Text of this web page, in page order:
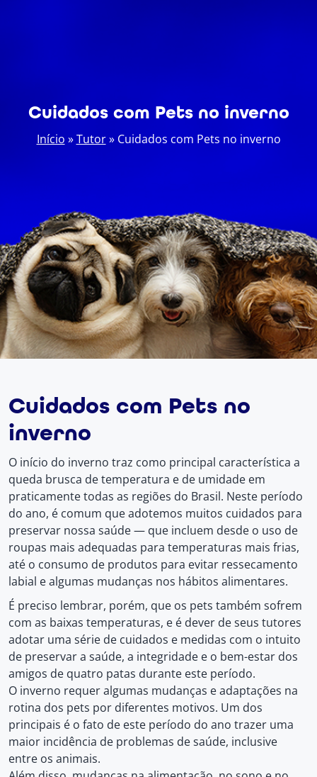
Cuidados com Pets no inverno
Início »Tutor» Cuidados com Pets no inverno
Cuidados com Pets no
inverno
O início do inverno traz como principal característica a
queda brusca de temperatura e de umidade em
praticamente todas as regiões do Brasil. Neste período
do ano, é comum que adotemos muitos cuidados para
preservar nossa saúde — que incluem desde o uso de
roupas mais adequadas para temperaturas mais frias,
até o consumo de produtos para evitar ressecamento
labial e algumas mudanças nos hábitos alimentares.
É preciso lembrar, porém, que os pets também sofrem
com as baixas temperaturas, e é dever de seus tutores
adotar uma série de cuidados e medidas com o intuito
de preservar a saúde, a integridade e o bem-estar dos
amigos de quatro patas durante este período.
O inverno requer algumas mudanças e adaptações na
rotina dos pets por diferentes motivos. Um dos
principais é o fato de este período do ano trazer uma
maior incidência de problemas de saúde, inclusive
entre os animais.